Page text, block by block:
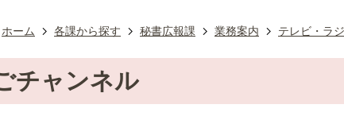
ホーム 各課から探す 秘書広報課 業務案内 テレビ・ラ
チャンネル